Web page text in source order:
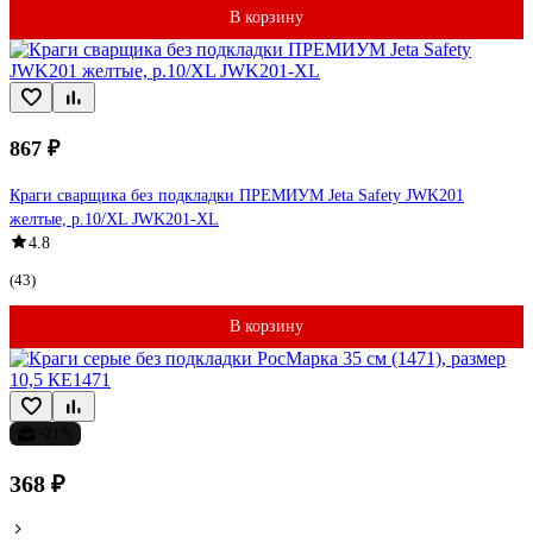
В корзину
867 ₽
Краги сварщика без подкладки ПРЕМИУМ Jeta Safety JWK201
желтые, р.10/XL JWK201-XL
4.8
(43)
В корзину
368 ₽